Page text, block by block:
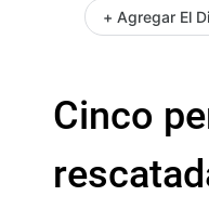
+ Agregar El
Cinco